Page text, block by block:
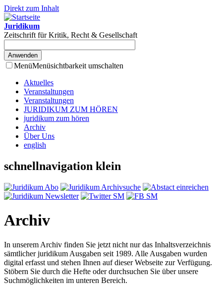
Direkt zum Inhalt
Juridikum
Zeitschrift für Kritik, Recht & Gesellschaft
MenüMenüsichtbarkeit umschalten
Aktuelles
Veranstaltungen
Veranstaltungen
JURIDIKUM ZUM HÖREN
juridikum zum hören
Archiv
Über Uns
english
schnellnavigation klein
Archiv
In unserem Archiv finden Sie jetzt nicht nur das Inhaltsverzeichnis
sämtlicher juridikum Ausgaben seit 1989. Alle Ausgaben wurden
digital erfasst und stehen Ihnen auf dieser Webseite zur Verfügung.
Stöbern Sie durch die Hefte oder durchsuchen Sie über unsere
Suchmöglichkeiten im unteren Bereich.